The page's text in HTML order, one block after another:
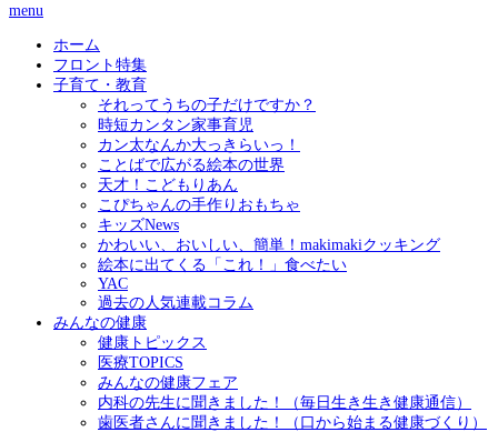
menu
ホーム
フロント特集
子育て・教育
それってうちの子だけですか？
時短カンタン家事育児
カン太なんか大っきらいっ！
ことばで広がる絵本の世界
天才！こどもりあん
こぴちゃんの手作りおもちゃ
キッズNews
かわいい、おいしい、簡単！makimakiクッキング
絵本に出てくる「これ！」食べたい
YAC
過去の人気連載コラム
みんなの健康
健康トピックス
医療TOPICS
みんなの健康フェア
内科の先生に聞きました！（毎日生き生き健康通信）
歯医者さんに聞きました！（口から始まる健康づくり）